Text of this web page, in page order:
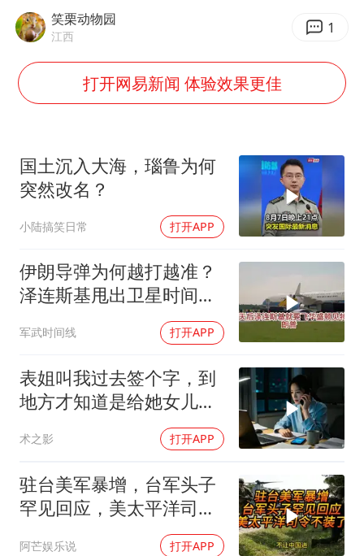
出口禁令驱动有色板块大涨
胡彦斌韩磊 谁帮谁
胡彦斌获《歌手2026》歌王
38岁演员求职万岁山NPC成功
夯实基础开新局
笑栗动物园
江西 1
打开网易新闻 体验效果更佳
国土沉入大海，瑙鲁为何
突然改名？
小陆搞笑日常 打开APP
伊朗导弹为何越打越准？
泽连斯基甩出卫星时间
表，特朗普：我去问问普
京
军武时间线 打开APP
表姐叫我过去签个字，到
地方才知道是给她女儿婚
术之影 打开APP
驻台美军暴增，台军头子
罕见回应，美太平洋司令
阿芒娱乐说 打开APP